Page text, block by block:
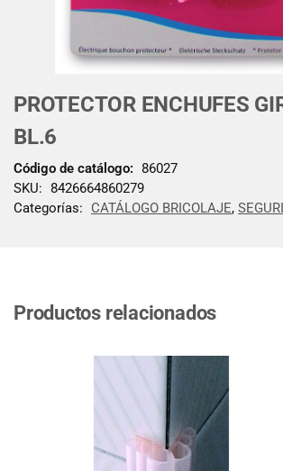
PROTECTOR ENCHUFES
BL.6
Código de catálogo: 86027
SKU: 8426664860279
Categorías:
CATÁLOGO BRICOLAJE,
Productos relacionados